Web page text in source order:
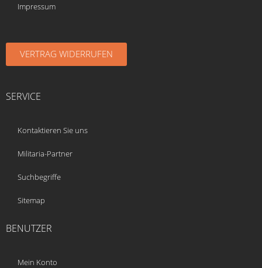
Impressum
VERTRAG WIDERRUFEN
SERVICE
Kontaktieren Sie uns
Militaria-Partner
Suchbegriffe
Sitemap
BENUTZER
Mein Konto